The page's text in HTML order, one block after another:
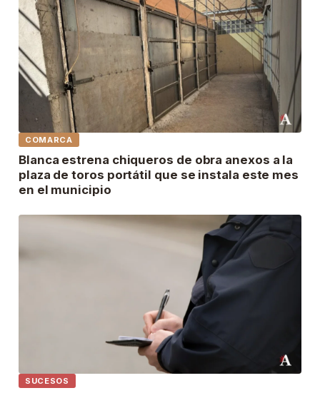
COMARCA
Blanca estrena chiqueros de obra anexos a la
plaza de toros portátil que se instala este mes
en el municipio
SUCESOS